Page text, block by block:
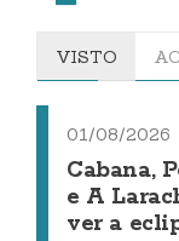
VISTO
01/08/2026
Cabana,
e A
ver a